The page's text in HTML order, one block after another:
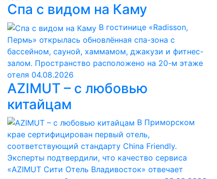
Спа с видом на Каму
В гостинице «Radisson,
Пермь» открылась обновлённая спа-зона с
бассейном, сауной, хаммамом, джакузи и фитнес-
залом. Пространство расположено на 20-м этаже
отеля 04.08.2026
AZIMUT – с любовью
китайцам
В Приморском
крае сертифицирован первый отель,
соответствующий стандарту China Friendly.
Эксперты подтвердили, что качество сервиса
«AZIMUT Сити Отель Владивосток» отвечает